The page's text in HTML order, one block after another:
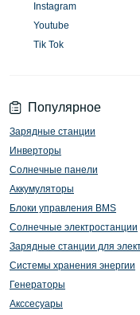
Популярное
Зарядные станции
Инверторы
Солнечные панели
Аккумуляторы
Блоки управления BMS
Солнечные электростанции
Зарядные станции для
Системы хранения энергии
Генераторы
Акссесуары
Instagram
Youtube
Tik Tok